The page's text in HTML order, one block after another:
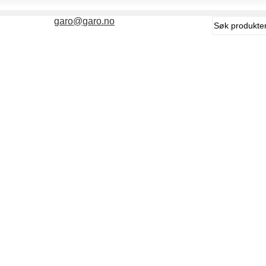
garo@garo.no
Søk
etter: